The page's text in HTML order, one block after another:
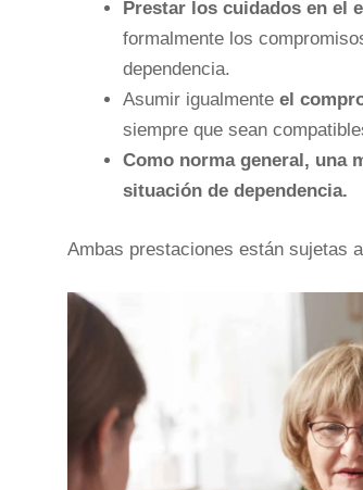
Prestar los cuidados en el
formalmente los
dependencia.
Asumir igualmente el
siempre que sean
Como norma general, una
situación de dependencia.
Ambas prestaciones están sujetas